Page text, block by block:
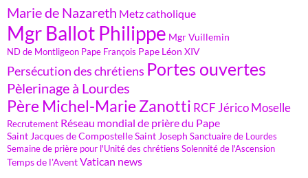
Marie de Nazareth Metz catholique
Mgr Ballot Philippe Mgr Vuillemin
ND de Montligeon Pape François Pape Léon XIV
Persécution des chrétiens Portes ouvertes
Pèlerinage à Lourdes
Père Michel-Marie Zanotti RCF Jérico Moselle
Recrutement Réseau mondial de prière du Pape
Saint Jacques de CompostelleSaint Joseph Sanctuaire de Lourdes
Semaine de prière pour l'Unité des chrétiens Solennité de l'Ascension
Temps de l'AventVatican news